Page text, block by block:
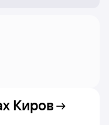
Киров